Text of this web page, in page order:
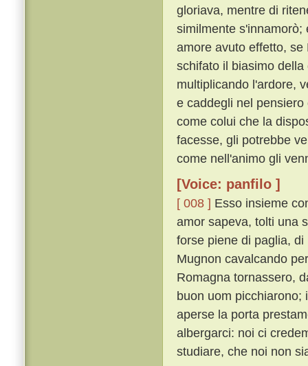
gloriava, mentre di
similmente
amore avuto effetto,
schifato il biasimo
multiplicando l'ardore,
e caddegli nel
come colui che la
facesse, gli potrebbe
come nell'animo gli
[Voice: panfilo ]
[ 008 ] Esso insieme
amor sapeva, tolti una
forse piene di paglia,
Mugnon cavalcando
Romagna tornassero,
buon uom picchiarono;
aperse la porta
albergarci: noi ci
studiare, che noi non